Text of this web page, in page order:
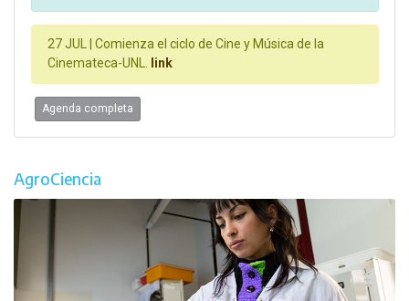
27 JUL |
Comienza el ciclo de Cine y Música de la
Cinemateca-UNL.
link
Agenda completa
AgroCiencia